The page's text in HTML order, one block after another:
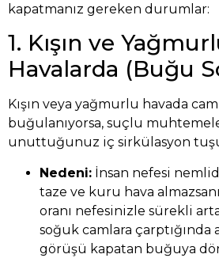
kapatmanız gereken durumlar:
1. Kışın ve
Havalarda (Buğu
Kışın veya yağmurlu havada
buğulanıyorsa, suçlu
unuttuğunuz iç sirkülasyon
Nedeni: İnsan nefesi
taze ve kuru hava
oranı nefesinizle sürekli
soğuk camlara çarptığında
görüşü kapatan buğuya